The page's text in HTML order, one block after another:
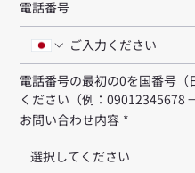
電話番号
電話番号の最初の0を国番号
ください（例：09012345678
お問い合わせ内容 *